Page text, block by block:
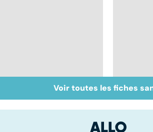
Sexualité, infertilité
et PMA, des liens
Le
Voir toutes les fiches